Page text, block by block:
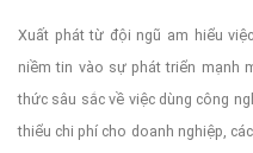
Xuất phát từ đội ngũ am hiểu
niềm tin vào sự phát triển mạnh
thức sâu sắc về việc dùng công
thiểu chi phí cho doanh nghiệp,